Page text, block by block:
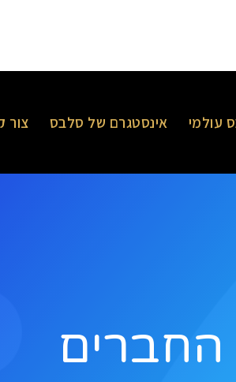
עולמי אינסטגרם של סלבס צור
החברים